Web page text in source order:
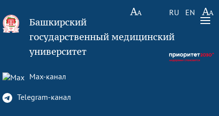
RU EN
Башкирский
государственный медицинский
университет
Max-канал
Telegram-канал